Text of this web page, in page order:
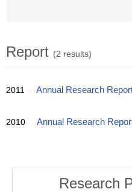
Report (2 results)
2011 Annual Research
2010 Annual Research
Research